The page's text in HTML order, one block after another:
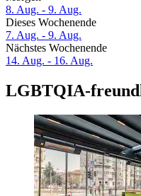
8. Aug. - 9. Aug.
Dieses Wochenende
7. Aug. - 9. Aug.
Nächstes Wochenende
14. Aug. - 16. Aug.
LGBTQIA-